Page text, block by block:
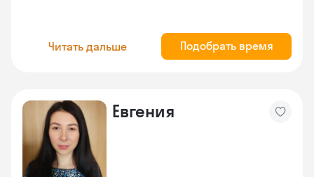
Читать дальше Подобрать время
Евгения